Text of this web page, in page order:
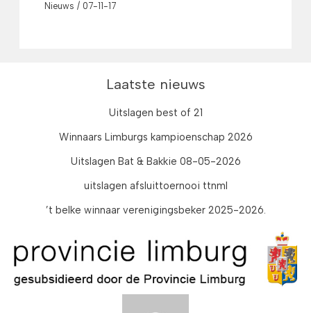
Nieuws / 07-11-17
Laatste nieuws
Uitslagen best of 21
Winnaars Limburgs kampioenschap 2026
Uitslagen Bat & Bakkie 08-05-2026
uitslagen afsluittoernooi ttnml
’t belke winnaar verenigingsbeker 2025-2026.